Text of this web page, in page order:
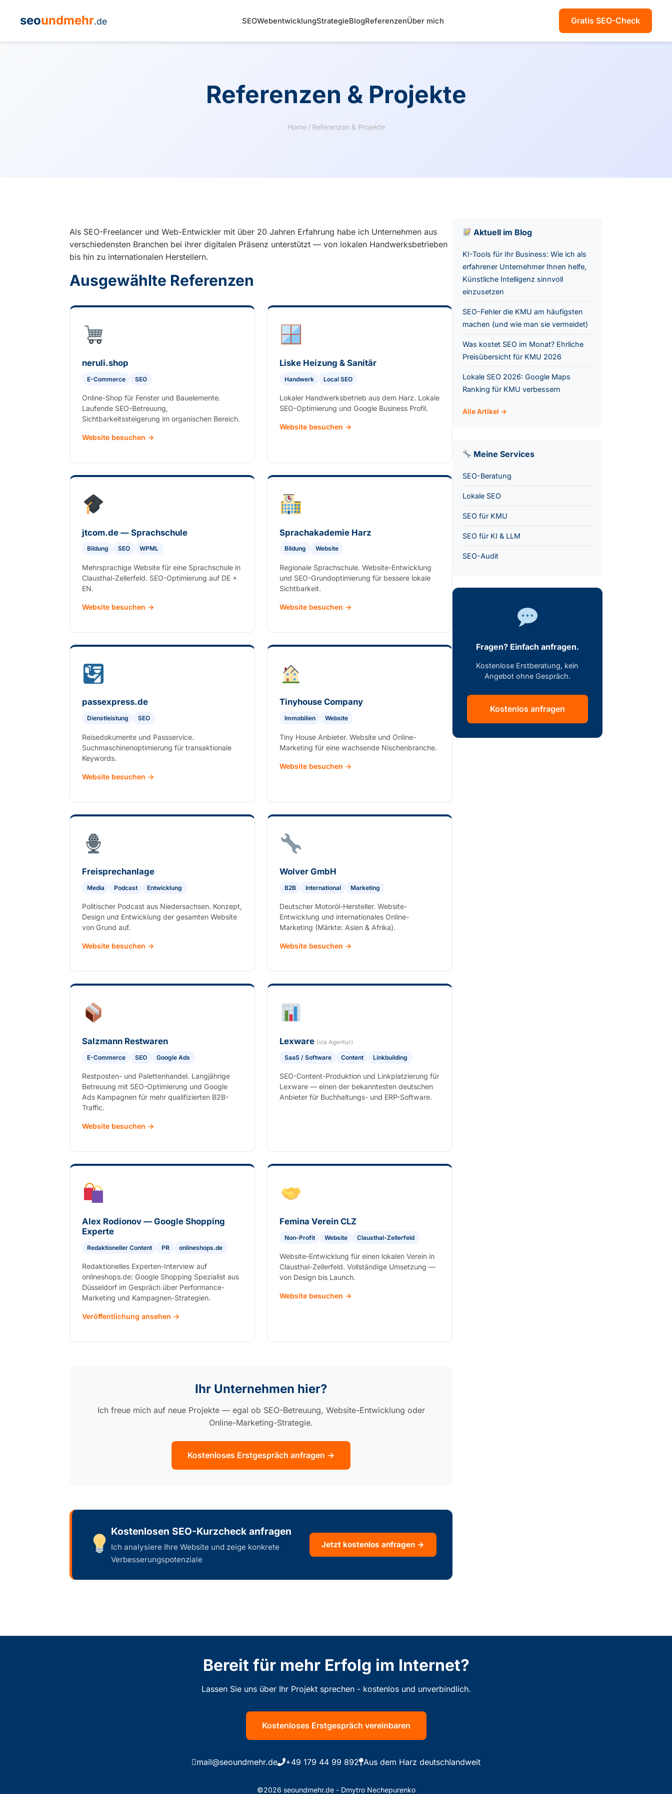
seoundmehr.de SEOWebentwicklungStrategieBlogReferenzenÜber mich Gratis SEO-Check
Referenzen & Projekte
Home / Referenzen & Projekte
Als SEO-Freelancer und Web-Entwickler mit über 20 Jahren Erfahrung habe ich Unternehmen aus
verschiedensten Branchen bei ihrer digitalen Präsenz unterstützt — von lokalen Handwerksbetrieben
bis hin zu internationalen Herstellern.
Ausgewählte Referenzen
neruli.shop
E-Commerce SEO
Online-Shop für Fenster und Bauelemente.
Laufende SEO-Betreuung,
Sichtbarkeitssteigerung im organischen Bereich.
Website besuchen →
Liske Heizung & Sanitär
Handwerk Local SEO
Lokaler Handwerksbetrieb aus dem Harz. Lokale
SEO-Optimierung und Google Business Profil.
Website besuchen →
jtcom.de — Sprachschule
Bildung SEO WPML
Mehrsprachige Website für eine Sprachschule in
Clausthal-Zellerfeld. SEO-Optimierung auf DE +
EN.
Website besuchen →
Sprachakademie Harz
Bildung Website
Regionale Sprachschule. Website-Entwicklung
und SEO-Grundoptimierung für bessere lokale
Sichtbarkeit.
Website besuchen →
passexpress.de
Dienstleistung SEO
Reisedokumente und Passservice.
Suchmaschinenoptimierung für transaktionale
Keywords.
Website besuchen →
Tinyhouse Company
Immobilien Website
Tiny House Anbieter. Website und Online-
Marketing für eine wachsende Nischenbranche.
Website besuchen →
Freisprechanlage
Media Podcast Entwicklung
Politischer Podcast aus Niedersachsen. Konzept,
Design und Entwicklung der gesamten Website
von Grund auf.
Website besuchen →
Wolver GmbH
B2B International Marketing
Deutscher Motoröl-Hersteller. Website-
Entwicklung und internationales Online-
Marketing (Märkte: Asien & Afrika).
Website besuchen →
Salzmann Restwaren
E-Commerce SEO Google Ads
Restposten- und Palettenhandel. Langjährige
Betreuung mit SEO-Optimierung und Google
Ads Kampagnen für mehr qualifizierten B2B-
Traffic.
Website besuchen →
Lexware (via Agentur)
SaaS / Software Content Linkbuilding
SEO-Content-Produktion und Linkplatzierung für
Lexware — einen der bekanntesten deutschen
Anbieter für Buchhaltungs- und ERP-Software.
Alex Rodionov — Google Shopping
Experte
Redaktioneller Content PR onlineshops.de
Redaktionelles Experten-Interview auf
onlineshops.de: Google Shopping Spezialist aus
Düsseldorf im Gespräch über Performance-
Marketing und Kampagnen-Strategien.
Veröffentlichung ansehen →
Femina Verein CLZ
Non-Profit Website Clausthal-Zellerfeld
Website-Entwicklung für einen lokalen Verein in
Clausthal-Zellerfeld. Vollständige Umsetzung —
von Design bis Launch.
Website besuchen →
Ihr Unternehmen hier?
Ich freue mich auf neue Projekte — egal ob SEO-Betreuung, Website-Entwicklung oder
Online-Marketing-Strategie.
Kostenloses Erstgespräch anfragen →
Kostenlosen SEO-Kurzcheck anfragen
Ich analysiere Ihre Website und zeige konkrete
Verbesserungspotenziale
Jetzt kostenlos anfragen →
Aktuell im Blog
KI-Tools für Ihr Business: Wie ich als
erfahrener Unternehmer Ihnen helfe,
Künstliche Intelligenz sinnvoll
einzusetzen
SEO-Fehler die KMU am häufigsten
machen (und wie man sie vermeidet)
Was kostet SEO im Monat? Ehrliche
Preisübersicht für KMU 2026
Lokale SEO 2026: Google Maps
Ranking für KMU verbessern
Alle Artikel →
Meine Services
SEO-Beratung
Lokale SEO
SEO für KMU
SEO für KI & LLM
SEO-Audit
Fragen? Einfach anfragen.
Kostenlose Erstberatung, kein
Angebot ohne Gespräch.
Kostenlos anfragen
Bereit für mehr Erfolg im Internet?
Lassen Sie uns über Ihr Projekt sprechen - kostenlos und unverbindlich.
Kostenloses Erstgespräch vereinbaren
mail@seoundmehr.de +49 179 44 99 892 Aus dem Harz deutschlandweit
©2026 seoundmehr.de - Dmytro Nechepurenko